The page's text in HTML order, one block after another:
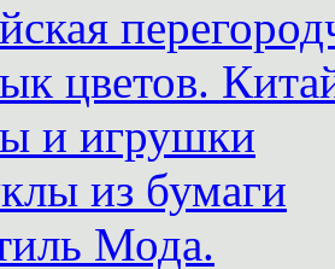
цветов.
и игрушки
из бумаги
Мода.